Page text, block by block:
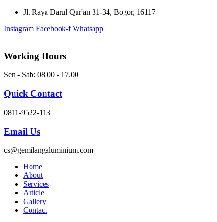
Skip
content
Jl. Raya Darul Qur'an 31-34, Bogor, 16117
Instagram Facebook-f Whatsapp
Working Hours
Sen - Sab: 08.00 - 17.00
Quick Contact
0811-9522-113
Email Us
cs@gemilangaluminium.com
Home
About
Services
Article
Gallery
Contact